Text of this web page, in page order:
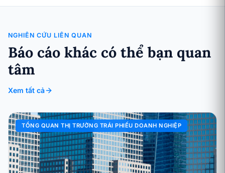
NGHIÊN CỨU LIÊN QUAN
Báo cáo khác có thể bạn quan
tâm
Xem tất cả
TỔNG QUAN THỊ TRƯỜNG TRÁI PHIẾU DOANH NGHIỆP